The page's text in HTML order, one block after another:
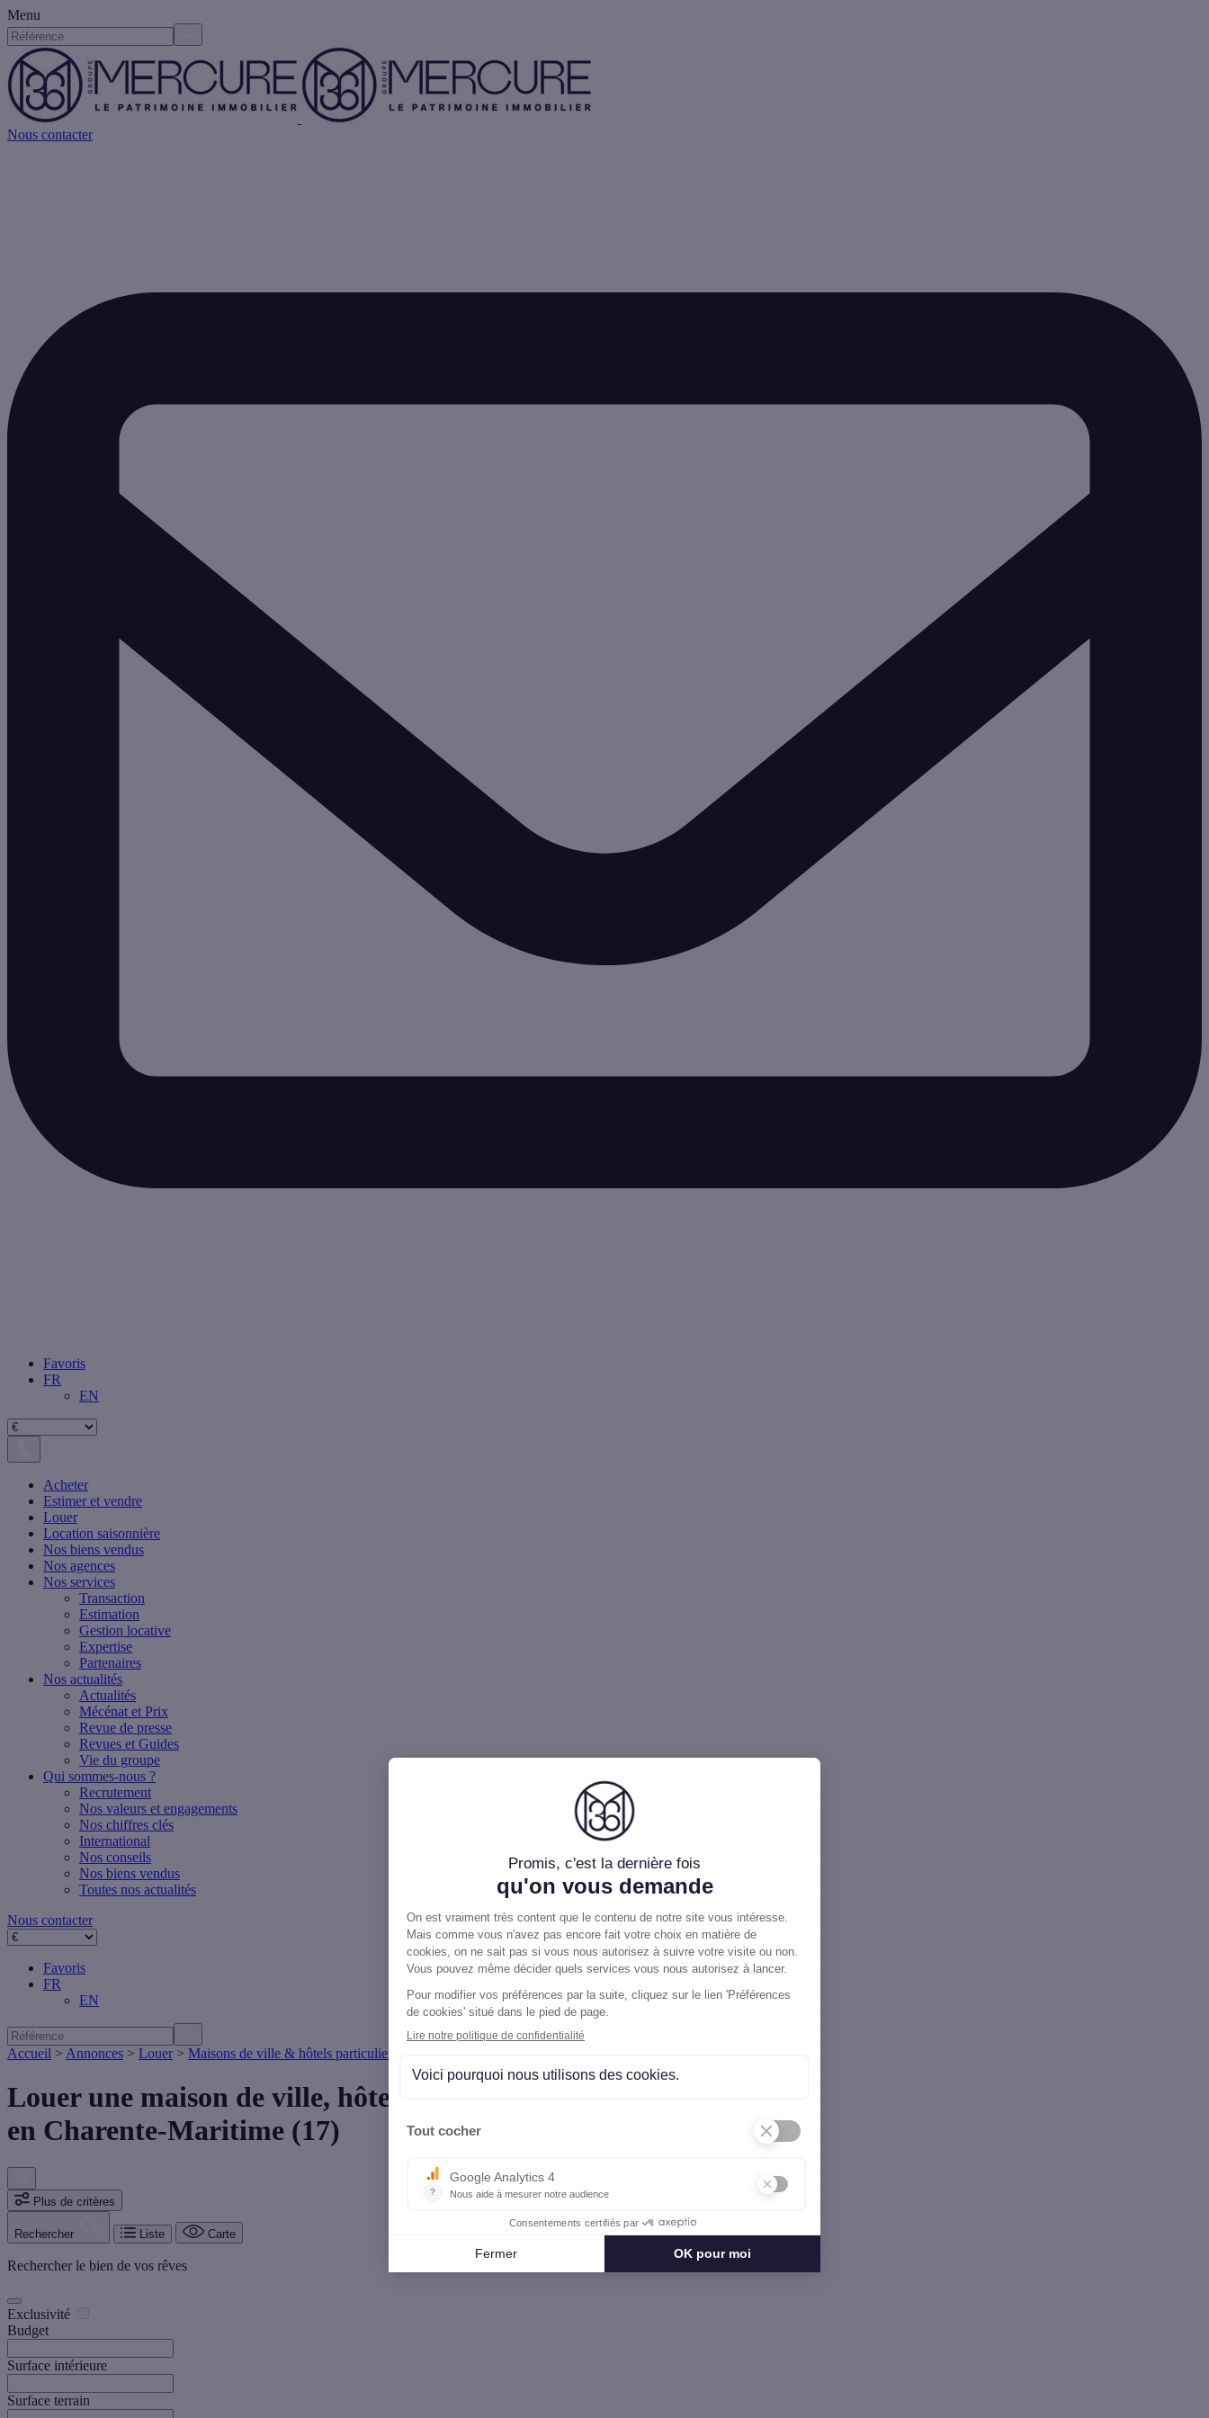
Menu
Nous contacter
Favoris
FR
EN
Acheter
Estimer et vendre
Louer
Location saisonnière
Nos biens vendus
Nos agences
Nos services
Transaction
Estimation
Gestion locative
Expertise
Partenaires
Nos actualités
Actualités
Mécénat et Prix
Revue de presse
Revues et Guides
Vie du groupe
Qui sommes-nous ?
Recrutement
Nos valeurs et engagements
Nos chiffres clés
International
Nos conseils
Nos biens vendus
Toutes nos actualités
Nous contacter
Favoris
FR
EN
Accueil > Annonces > Louer > Maisons de ville & hôtels particuliers
Louer une maison de ville, hôtel particulier
en Charente-Maritime (17)
Plus de critères
Rechercher Liste Carte
Rechercher le bien de vos rêves
Exclusivité
Budget
Surface intérieure
Surface terrain